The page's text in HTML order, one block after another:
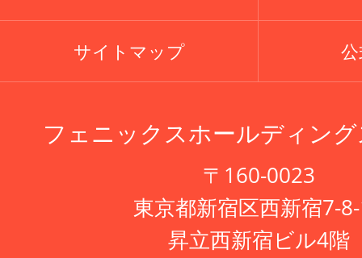
サイトマップ
フェニックスホールディン
〒160-0023
東京都新宿区西新宿7-
昇立西新宿ビル4階